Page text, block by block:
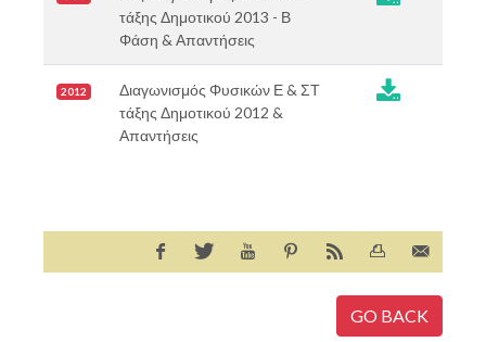
τάξης Δημοτικού 2013 - Β
Φάση & Απαντήσεις
2012
Διαγωνισμός Φυσικών Ε & ΣΤ
τάξης Δημοτικού 2012 &
Απαντήσεις
GO BACK